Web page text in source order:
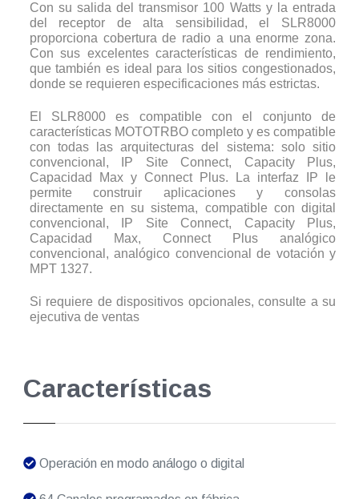
Con su salida del transmisor 100 Watts y la entrada
del receptor de alta sensibilidad, el SLR8000
proporciona cobertura de radio a una enorme zona.
Con sus excelentes características de rendimiento,
que también es ideal para los sitios congestionados,
donde se requieren especificaciones más estrictas.
El SLR8000 es compatible con el conjunto de
características MOTOTRBO completo y es compatible
con todas las arquitecturas del sistema: solo sitio
convencional, IP Site Connect, Capacity Plus,
Capacidad Max y Connect Plus. La interfaz IP le
permite construir aplicaciones y consolas
directamente en su sistema, compatible con digital
convencional, IP Site Connect, Capacity Plus,
Capacidad Max, Connect Plus analógico
convencional, analógico convencional de votación y
MPT 1327.
Si requiere de dispositivos opcionales, consulte a su
ejecutiva de ventas
Características
Operación en modo análogo o digital